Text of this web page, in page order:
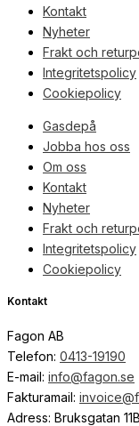
Kontakt
Nyheter
Frakt och
Integritetspolicy
Cookiepolicy
Gasdepå
Jobba hos oss
Om oss
Kontakt
Nyheter
Frakt och
Integritetspolicy
Cookiepolicy
Kontakt
Fagon AB
Telefon: 0413-19190
E-mail: info@fagon.se
Fakturamail:
Adress: Bruksgatan 11B,